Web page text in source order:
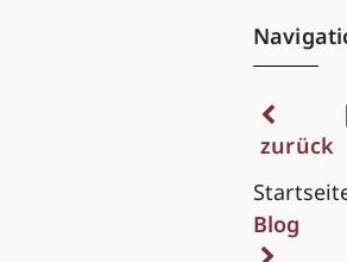
zurück
Blog